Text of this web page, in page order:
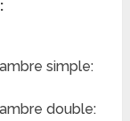
simple:
double: